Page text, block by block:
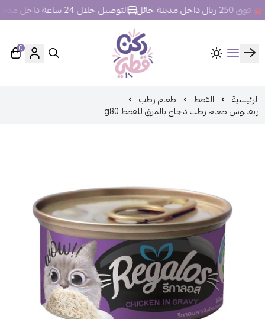
مدينة حائل التوصيل خلال 24 ساعة داخل مدينة حائل.
ركن قطي
0
الرئيسية القطط طعام رطب
ريقالوس طعام رطب دجاج بالمرق للقطط g80